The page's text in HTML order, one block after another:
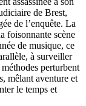
de Brest,
de l’enquête. La
foisonnante scène
de musique, ce
à surveiller
perturbent
mêlant aventure et
le temps et